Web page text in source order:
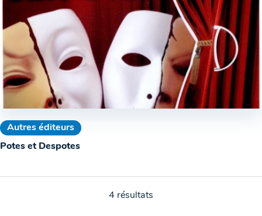
Autres éditeurs
Potes et Despotes
4 résultats